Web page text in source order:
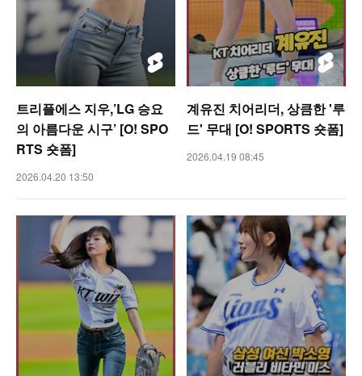
트리플에스 지우,’LG 승요
의 아름다운 시구’ [O! SPO
RTS 숏폼]
2026.04.20 13:50
계유진 치어리더, 상큼한 '루
드' 무대 [O! SPORTS 숏폼]
2026.04.19 08:45